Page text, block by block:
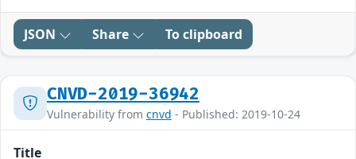
JSON Share To clipboard
CNVD-2019-36942
Vulnerability from cnvd - Published: 2019-10-24
Title